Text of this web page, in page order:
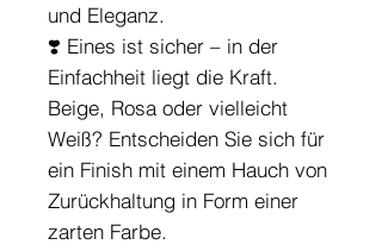
und Eleganz.
❣️ Eines ist sicher – in der
Einfachheit liegt die Kraft.
Beige, Rosa oder vielleicht
Weiß? Entscheiden Sie sich für
ein Finish mit einem Hauch von
Zurückhaltung in Form einer
zarten Farbe.